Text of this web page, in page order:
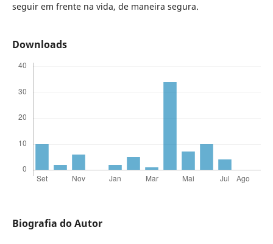
seguir em frente na vida, de maneira segura.
Downloads
Biografia do Autor